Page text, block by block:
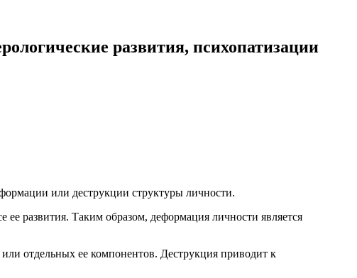
развития, психопатизации
или деструкции структуры личности.
развития. Таким образом, деформация личности является
отдельных ее компонентов. Деструкция приводит к